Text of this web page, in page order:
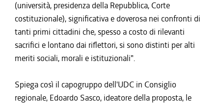
(università, presidenza della Repubblica, Corte
costituzionale), significativa e doverosa nei confronti di
tanti primi cittadini che, spesso a costo di rilevanti
sacrifici e lontano dai riflettori, si sono distinti per alti
meriti sociali, morali e istituzionali".
Spiega così il capogruppo dell'UDC in Consiglio
regionale, Edoardo Sasco, ideatore della proposta, le